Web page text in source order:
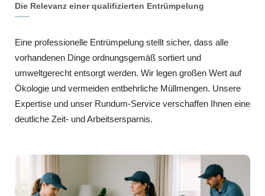
Die Relevanz einer qualifizierten Entrümpelung
Eine professionelle Entrümpelung stellt sicher, dass alle
vorhandenen Dinge ordnungsgemäß sortiert und
umweltgerecht entsorgt werden. Wir legen großen Wert auf
Ökologie und vermeiden entbehrliche Müllmengen. Unsere
Expertise und unser Rundum-Service verschaffen Ihnen eine
deutliche Zeit- und Arbeitsersparnis.